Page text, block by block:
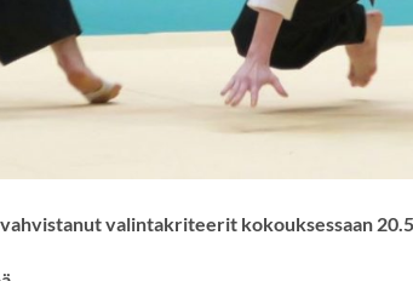
valintakriteerit kokouksessaan